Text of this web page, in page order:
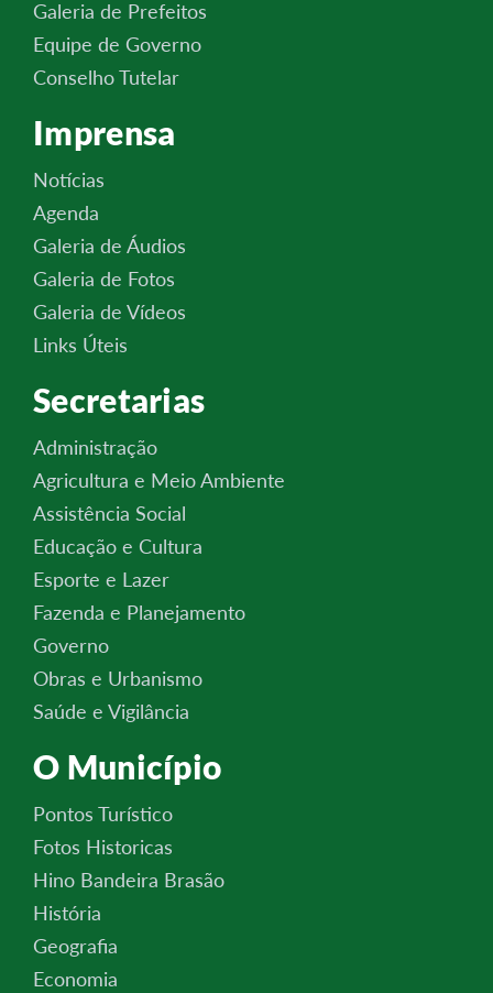
Galeria de Prefeitos
Equipe de Governo
Conselho Tutelar
Imprensa
Notícias
Agenda
Galeria de Áudios
Galeria de Fotos
Galeria de Vídeos
Links Úteis
Secretarias
Administração
Agricultura e Meio Ambiente
Assistência Social
Educação e Cultura
Esporte e Lazer
Fazenda e Planejamento
Governo
Obras e Urbanismo
Saúde e Vigilância
O Município
Pontos Turístico
Fotos Historicas
Hino Bandeira Brasão
História
Geografia
Economia